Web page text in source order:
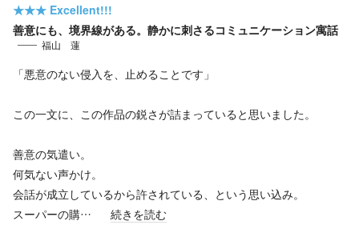
★★★ Excellent!!!
善意にも、境界線がある。静かに刺さるコミュニケーション寓話
福山 蓮
「悪意のない侵入を、止めることです」
この一文に、この作品の鋭さが詰まっていると思いました。
善意の気遣い。
何気ない声かけ。
会話が成立しているから許されている、という思い込み。
スーパーの購…
続きを読む